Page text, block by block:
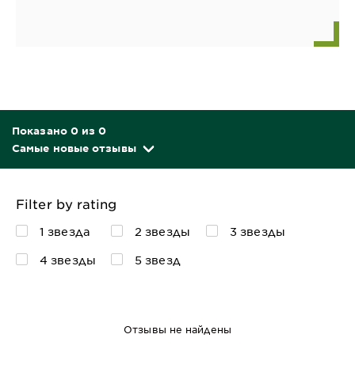
Показано 0 из 0
Самые новые отзывы
Filter by rating
1 звезда 2 звезды
3 звезды
4 звезды
5 звезд
Отзывы не найдены